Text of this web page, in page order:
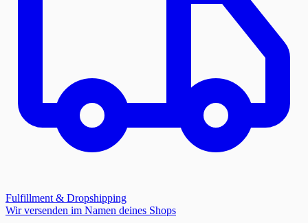
Fulfillment & Dropshipping
Wir versenden im Namen deines Shops